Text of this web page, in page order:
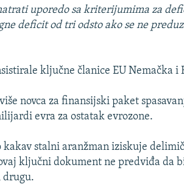
uporedo sa kriterijumima za
deficit od tri odsto ako se ne
ključne članice EU Nemačka i
novca za finansijski paket
evra za ostatak evrozone.
stalni aranžman iziskuje
ključni dokument ne predviđa da
drugu.